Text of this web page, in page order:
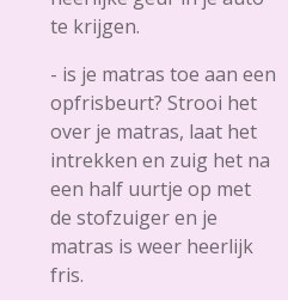
te krijgen.
- is je matras toe aan een
opfrisbeurt? Strooi het
over je matras, laat het
intrekken en zuig het na
een half uurtje op met
de stofzuiger en je
matras is weer heerlijk
fris.